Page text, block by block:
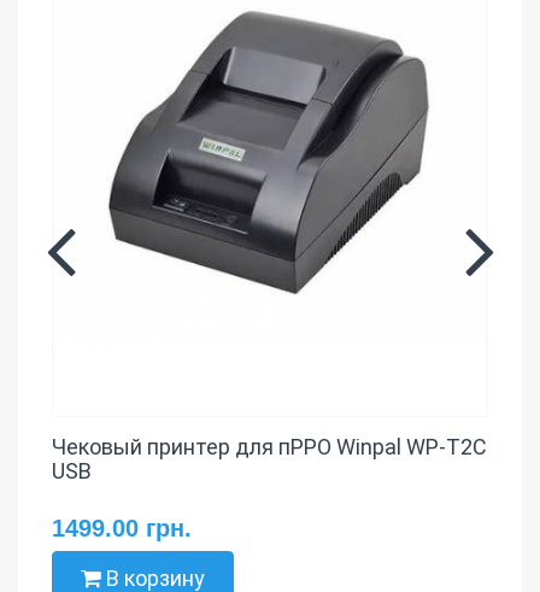
Чековый принтер для пРРО Winpal WP-T2C
USB
1499.00 грн.
В корзину